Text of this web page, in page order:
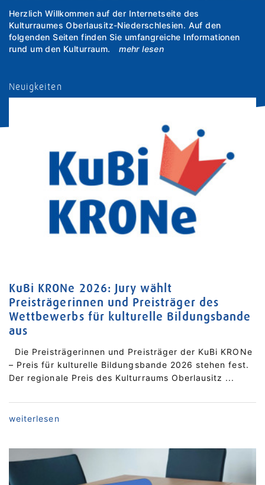
Herzlich Willkommen auf der Internetseite des
Kulturraumes Oberlausitz-Niederschlesien. Auf den
folgenden Seiten finden Sie umfangreiche Informationen
rund um den Kulturraum.
mehr lesen
Neuigkeiten
KuBi KRONe 2026: Jury wählt
Preisträgerinnen und Preisträger des
Wettbewerbs für kulturelle Bildungsbande
aus
Die Preisträgerinnen und Preisträger der KuBi KRONe
– Preis für kulturelle Bildungsbande 2026 stehen fest.
Der regionale Preis des Kulturraums Oberlausitz ...
weiterlesen